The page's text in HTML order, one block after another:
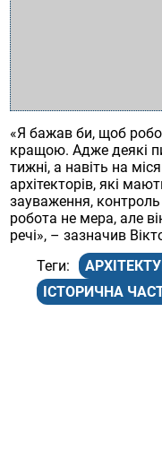
«Я бажав би, щоб
кращою. Адже деякі
тижні, а навіть на
архітекторів, які
зауваження,
робота не мера, але
речі», – зазначив
ІСТОРИЧНА